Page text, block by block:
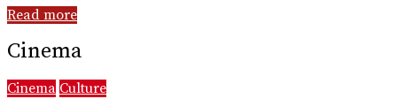
Read more
Cinema
Cinema Culture